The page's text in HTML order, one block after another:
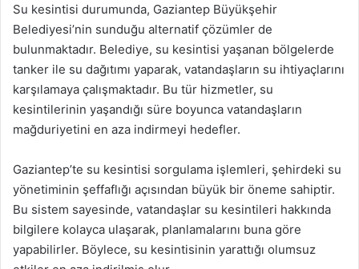
Su kesintisi durumunda, Gaziantep Büyükşehir
Belediyesi’nin sunduğu alternatif çözümler de
bulunmaktadır. Belediye, su kesintisi yaşanan bölgelerde
tanker ile su dağıtımı yaparak, vatandaşların su ihtiyaçlarını
karşılamaya çalışmaktadır. Bu tür hizmetler, su
kesintilerinin yaşandığı süre boyunca vatandaşların
mağduriyetini en aza indirmeyi hedefler.
Gaziantep’te su kesintisi sorgulama işlemleri, şehirdeki su
yönetiminin şeffaflığı açısından büyük bir öneme sahiptir.
Bu sistem sayesinde, vatandaşlar su kesintileri hakkında
bilgilere kolayca ulaşarak, planlamalarını buna göre
yapabilirler. Böylece, su kesintisinin yarattığı olumsuz